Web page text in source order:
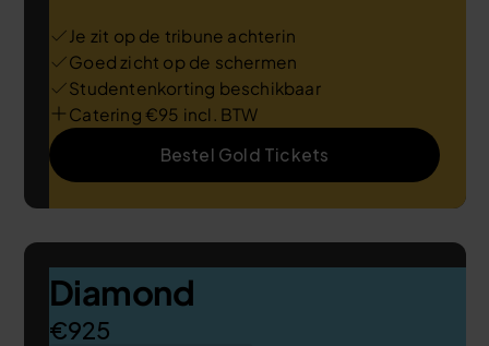
Je zit op de tribune achterin
Goed zicht op de schermen
Studentenkorting beschikbaar
Catering €95 incl. BTW
Bestel Gold Tickets
Diamond
€925